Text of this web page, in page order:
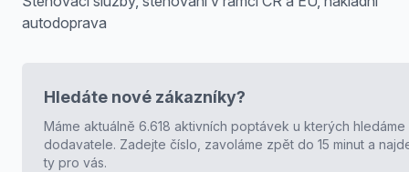
autodoprava
Hledáte nové zákazníky?
Máme aktuálně 6.618 aktivních poptávek u kterých hledáme
dodavatele. Zadejte číslo, zavoláme zpět do 15 minut a
ty pro vás.